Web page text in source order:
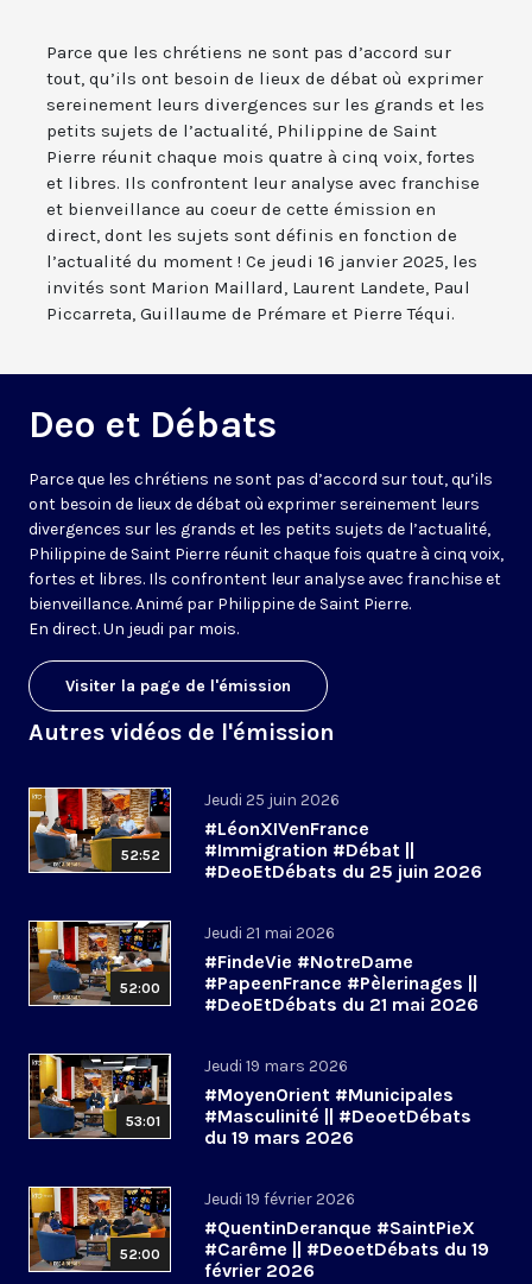
Parce que les chrétiens ne sont pas d’accord sur
tout, qu’ils ont besoin de lieux de débat où exprimer
sereinement leurs divergences sur les grands et les
petits sujets de l’actualité, Philippine de Saint
Pierre réunit chaque mois quatre à cinq voix, fortes
et libres. Ils confrontent leur analyse avec franchise
et bienveillance au coeur de cette émission en
direct, dont les sujets sont définis en fonction de
l’actualité du moment ! Ce jeudi 16 janvier 2025, les
invités sont Marion Maillard, Laurent Landete, Paul
Piccarreta, Guillaume de Prémare et Pierre Téqui.
Deo et Débats
Parce que les chrétiens ne sont pas d’accord sur tout, qu’ils
ont besoin de lieux de débat où exprimer sereinement leurs
divergences sur les grands et les petits sujets de l’actualité,
Philippine de Saint Pierre réunit chaque fois quatre à cinq voix,
fortes et libres. Ils confrontent leur analyse avec franchise et
bienveillance. Animé par Philippine de Saint Pierre.
En direct. Un jeudi par mois.
Visiter la page de l'émission
Autres vidéos de l'émission
52:52
Jeudi 25 juin 2026
#LéonXIVenFrance
#Immigration #Débat ||
#DeoEtDébats du 25 juin 2026
52:00
Jeudi 21 mai 2026
#FindeVie #NotreDame
#PapeenFrance #Pèlerinages ||
#DeoEtDébats du 21 mai 2026
53:01
Jeudi 19 mars 2026
#MoyenOrient #Municipales
#Masculinité || #DeoetDébats
du 19 mars 2026
52:00
Jeudi 19 février 2026
#QuentinDeranque #SaintPieX
#Carême || #DeoetDébats du 19
février 2026